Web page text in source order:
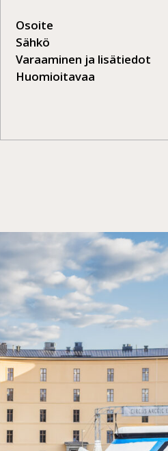
Osoite
Sähkö
Varaaminen ja lisätiedot
Huomioitavaa